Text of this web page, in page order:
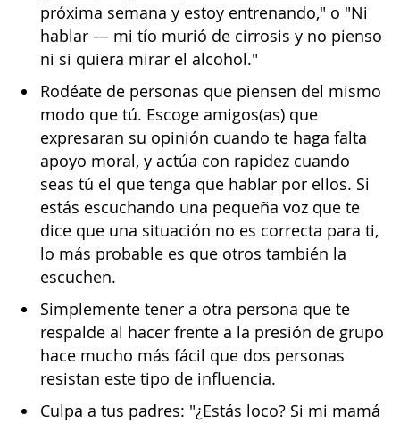
próxima semana y estoy entrenando," o "Ni
hablar — mi tío murió de cirrosis y no pienso
ni si quiera mirar el alcohol."
Rodéate de personas que piensen del mismo
modo que tú. Escoge amigos(as) que
expresaran su opinión cuando te haga falta
apoyo moral, y actúa con rapidez cuando
seas tú el que tenga que hablar por ellos. Si
estás escuchando una pequeña voz que te
dice que una situación no es correcta para ti,
lo más probable es que otros también la
escuchen.
Simplemente tener a otra persona que te
respalde al hacer frente a la presión de grupo
hace mucho más fácil que dos personas
resistan este tipo de influencia.
Culpa a tus padres: "¿Estás loco? Si mi mamá